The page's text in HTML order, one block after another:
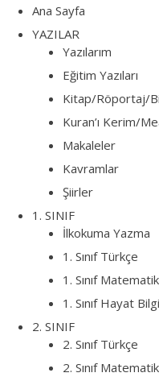
Ana Sayfa
YAZILAR
Yazılarım
Eğitim Yazıları
Kitap/Röportaj/
Kuran’ı Kerim/
Makaleler
Kavramlar
Şiirler
1. SINIF
İlkokuma Yazma
1. Sınıf Türkçe
1. Sınıf Matematik
1. Sınıf Hayat
2. SINIF
2. Sınıf Türkçe
2. Sınıf Matematik